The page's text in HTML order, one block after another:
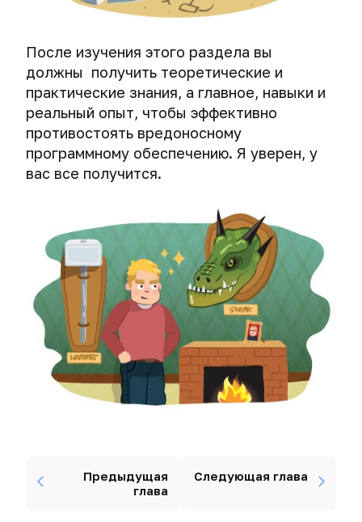
После изучения этого раздела вы
должны получить теоретические и
практические знания, а главное, навыки и
реальный опыт, чтобы эффективно
противостоять вредоносному
программному обеспечению. Я уверен, у
вас все получится.
Предыдущая
глава
Следующая глава